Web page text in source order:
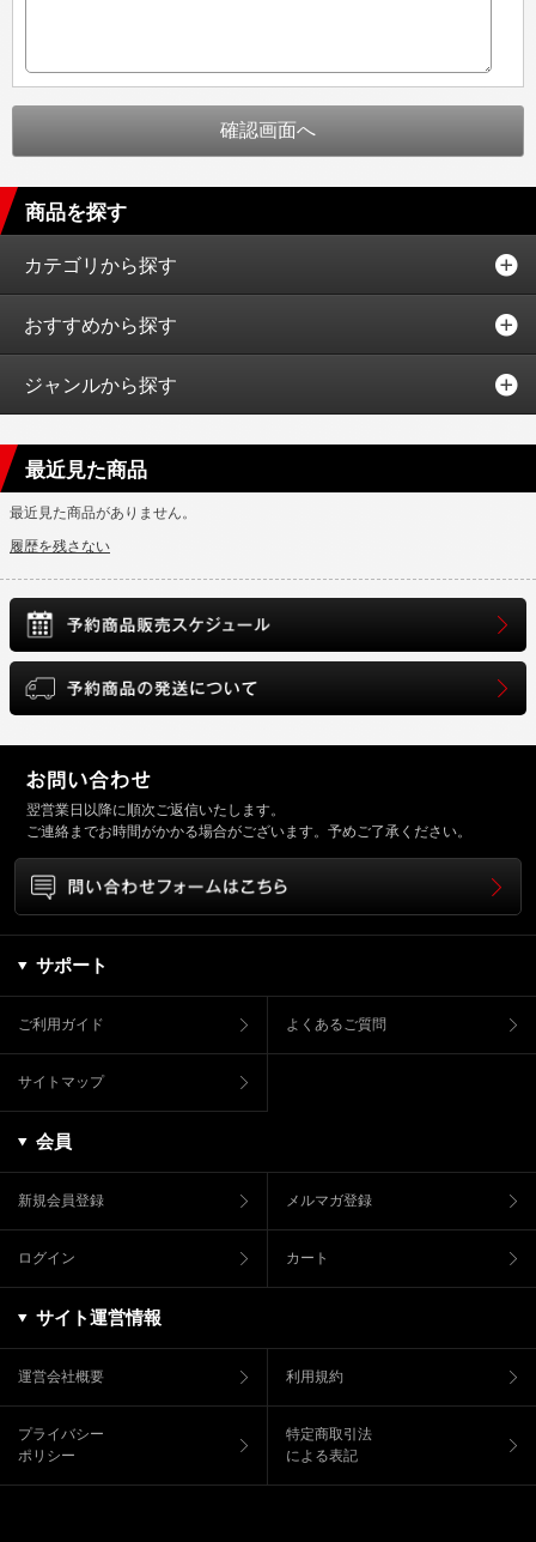
商品を探す
カテゴリから探す
おすすめから探す
ジャンルから探す
最近見た商品
最近見た商品がありません。
履歴を残さない
翌営業日以降に順次ご返信いたします。
ご連絡までお時間がかかる場合がございます。予めご了承ください。
サポート
ご利用ガイド よくあるご質問
サイトマップ
会員
新規会員登録 メルマガ登録
ログイン カート
サイト運営情報
運営会社概要 利用規約
プライバシー
ポリシー
特定商取引法
による表記